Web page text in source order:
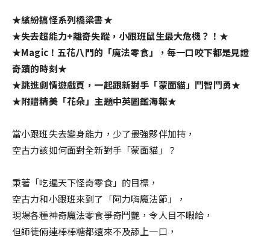
★繽紛搞怪系列橋梁書★
★失去超能力+離奇失蹤，小跟班鼠生最大危機？！★
★Magic！五花八門的「魔法零食」，每一口咬下都是見證
奇蹟的時刻★
★跳進劇情遊戲頁，一起跟新對手「蒙面貓」鬥智鬥勇★
★附贈精美「花朵」主題中英圖鑑海報★
當小跟班失去變身能力，少了最強夥伴加持，
空古力該如何面對全新對手「蒙面貓」？
秉著「吃遍天下怪奇零食」的目標，
空古力和小跟班來到了「阿力嗨魔法節」，
現場各種神奇魔法零食爭奇鬥艷，令人目不暇給，
但師徒倆連棒棒糖都還來不及舔上一口，